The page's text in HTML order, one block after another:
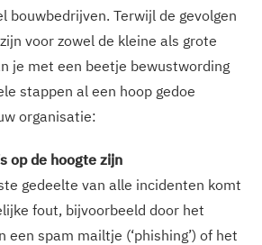
bouwbedrijven. Terwijl de gevolgen
voor zowel de kleine als grote
je met een beetje bewustwording
stappen al een hoop gedoe
organisatie:
op de hoogte zijn
gedeelte van alle incidenten komt
fout, bijvoorbeeld door het
een spam mailtje (‘phishing’) of het